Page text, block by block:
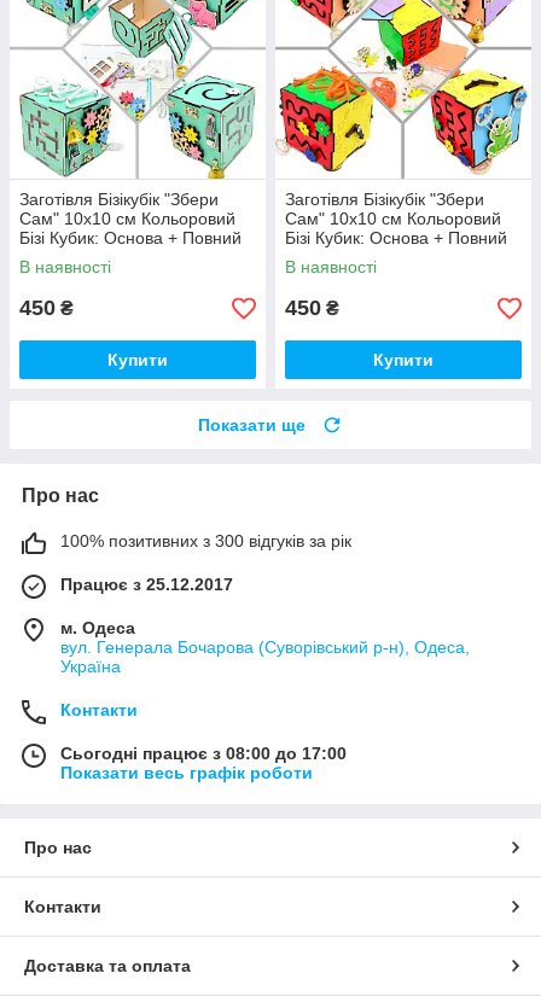
Заготівля Бізікубік "Збери
Сам" 10х10 см Кольоровий
Бізі Кубик: Основа + Повний
Комплект (в Розібраному
Виді) Кубік Бізи, Бірюза
В наявності
450 ₴
Купити
Заготівля Бізікубік "Збери
Сам" 10х10 см Кольоровий
Бізі Кубик: Основа + Повний
Комплект (в Розібраному
Виді) Кубік Бізи, Різнокол
В наявності
450 ₴
Купити
Показати ще
Про нас
100% позитивних з 300 відгуків за рік
Працює з 25.12.2017
м. Одеса
вул. Генерала Бочарова (Суворівський р-н), Одеса,
Україна
Контакти
Сьогодні працює з 08:00 до 17:00
Показати весь графік роботи
Про нас
Контакти
Доставка та оплата